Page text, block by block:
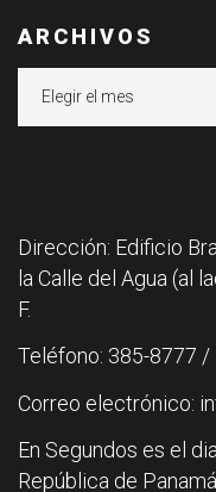
ARCHIVOS
Dirección: Edificio
la Calle del Agua (al
F.
Teléfono: 385-8777 /
Correo electrónico:
En Segundos es el
República de Panamá.